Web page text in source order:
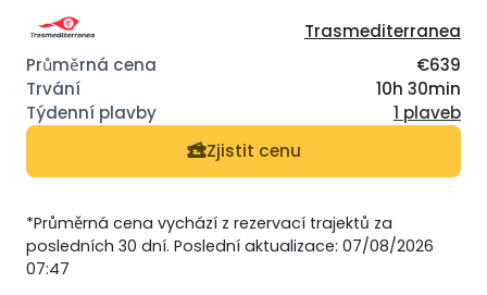
Trasmediterranea
€639
10h 30min
1 plaveb
Zjistit cenu
*Průměrná cena vychází z rezervací trajektů za
posledních 30 dní. Poslední aktualizace: 07/08/2026
07:47